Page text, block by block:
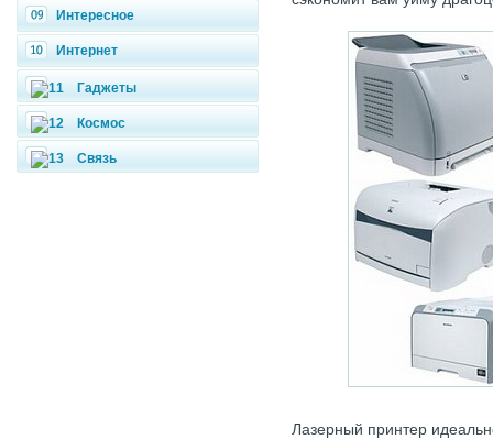
Интересное
Интернет
Гаджеты
Космос
Связь
Лазерный принтер